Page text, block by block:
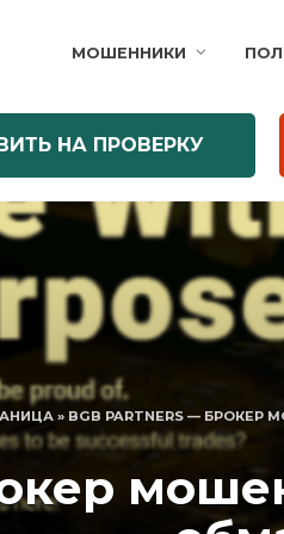
МОШЕННИКИ
НА ПРОВЕРКУ
» BGB PARTNERS —